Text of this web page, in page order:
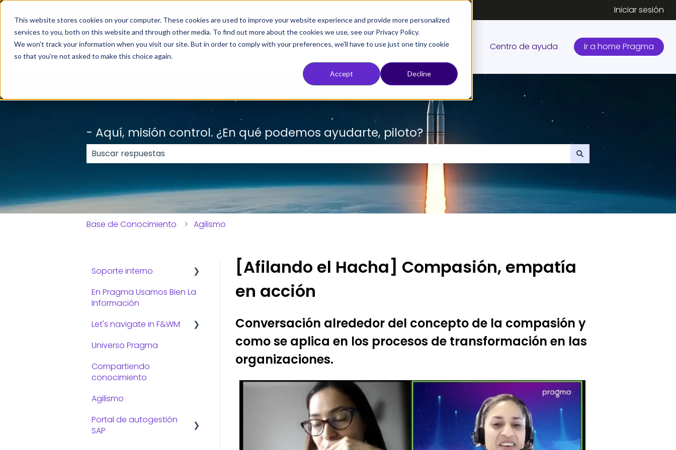
This website stores cookies on your computer. These cookies are used to improve your website experience and provide more personalized
services to you, both on this website and through other media. To find out more about the cookies we use, see our Privacy Policy.
We won't track your information when you visit our site. But in order to comply with your preferences, we'll have to use just one tiny cookie
so that you're not asked to make this choice again.
Accept Decline
Iniciar sesión
Centro de ayuda Ir a home Pragma
- Aquí, misión control. ¿En qué podemos ayudarte, piloto?
Base de Conocimiento Agilismo
[Afilando el Hacha] Compasión, empatía
en acción
Conversación alrededor del concepto de la compasión y
como se aplica en los procesos de transformación en las
organizaciones.
Soporte interno
Consejos de TI
En Pragma Usamos Bien La
Información
Let's navigate in F&WM
Preguntas frecuentes:
Gestión administrativa
Universo Pragma
Compartiendo
conocimiento
Agilismo
Portal de autogestión
SAP